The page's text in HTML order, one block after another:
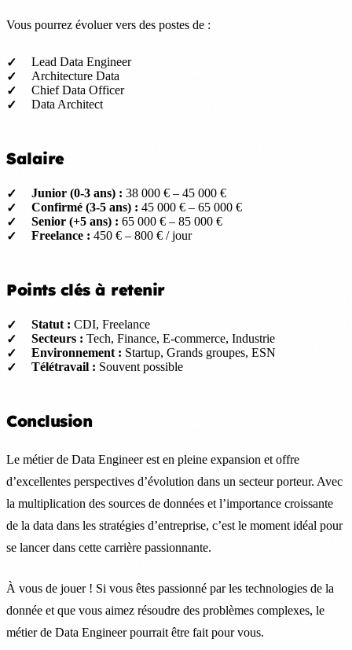
Vous pourrez évoluer vers des postes de :
Lead Data Engineer
Architecture Data
Chief Data Officer
Data Architect
Salaire
Junior (0-3 ans) : 38 000 € – 45 000 €
Confirmé (3-5 ans) : 45 000 € – 65 000 €
Senior (+5 ans) : 65 000 € – 85 000 €
Freelance : 450 € – 800 € / jour
Points clés à retenir
Statut : CDI, Freelance
Secteurs : Tech, Finance, E-commerce, Industrie
Environnement : Startup, Grands groupes, ESN
Télétravail : Souvent possible
Conclusion
Le métier de Data Engineer est en pleine expansion et offre
d’excellentes perspectives d’évolution dans un secteur porteur. Avec
la multiplication des sources de données et l’importance croissante
de la data dans les stratégies d’entreprise, c’est le moment idéal pour
se lancer dans cette carrière passionnante.
À vous de jouer ! Si vous êtes passionné par les technologies de la
donnée et que vous aimez résoudre des problèmes complexes, le
métier de Data Engineer pourrait être fait pour vous.